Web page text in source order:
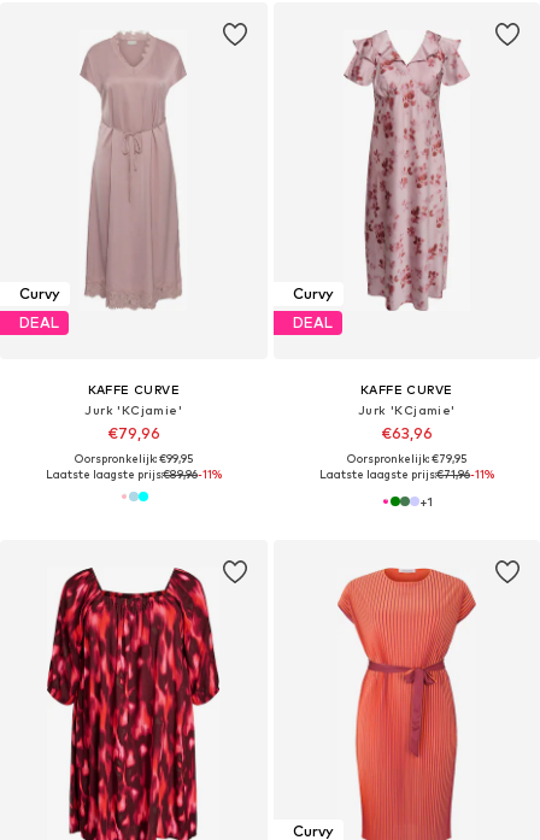
Curvy
DEAL
KAFFE CURVE
Jurk 'KCjamie'
€79,96
Oorspronkelijk: €99,95
Laatste laagste prijs:€89,96-11%
Curvy
DEAL
KAFFE CURVE
Jurk 'KCjamie'
€63,96
Oorspronkelijk: €79,95
Laatste laagste prijs:€71,96-11%
+1
Curvy